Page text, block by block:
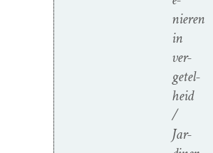
nieren
in
ver­
getel­
heid
/
Jar­